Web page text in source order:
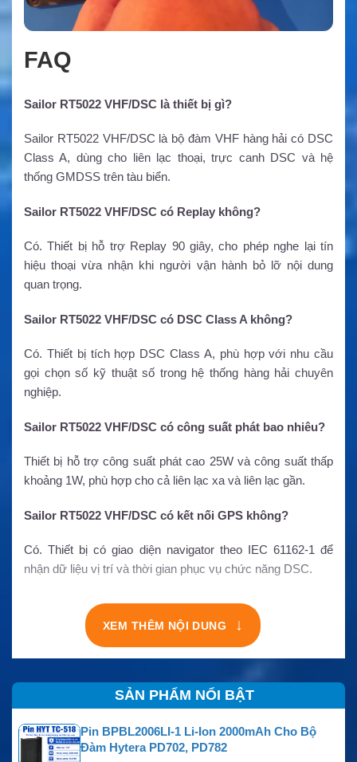
FAQ
Sailor RT5022 VHF/DSC là thiết bị gì?
Sailor RT5022 VHF/DSC là bộ đàm VHF hàng hải có DSC
Class A, dùng cho liên lạc thoại, trực canh DSC và hệ
thống GMDSS trên tàu biển.
Sailor RT5022 VHF/DSC có Replay không?
Có. Thiết bị hỗ trợ Replay 90 giây, cho phép nghe lại tín
hiệu thoại vừa nhận khi người vận hành bỏ lỡ nội dung
quan trọng.
Sailor RT5022 VHF/DSC có DSC Class A không?
Có. Thiết bị tích hợp DSC Class A, phù hợp với nhu cầu
gọi chọn số kỹ thuật số trong hệ thống hàng hải chuyên
nghiệp.
Sailor RT5022 VHF/DSC có công suất phát bao nhiêu?
Thiết bị hỗ trợ công suất phát cao 25W và công suất thấp
khoảng 1W, phù hợp cho cả liên lạc xa và liên lạc gần.
Sailor RT5022 VHF/DSC có kết nối GPS không?
Có. Thiết bị có giao diện navigator theo IEC 61162-1 để
nhận dữ liệu vị trí và thời gian phục vụ chức năng DSC.
XEM THÊM NỘI DUNG ↓
SẢN PHẨM NỔI BẬT
Pin BPBL2006LI-1 Li-Ion 2000mAh Cho Bộ
Đàm Hytera PD702, PD782